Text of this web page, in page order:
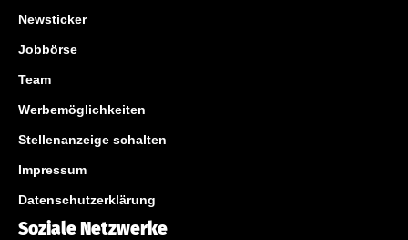
Newsticker
Jobbörse
Team
Werbemöglichkeiten
Stellenanzeige schalten
Impressum
Datenschutzerklärung
Soziale Netzwerke